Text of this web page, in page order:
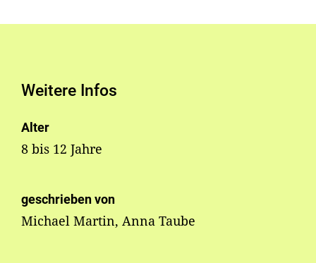
Weitere Infos
Alter
8 bis 12 Jahre
geschrieben von
Michael Martin, Anna Taube